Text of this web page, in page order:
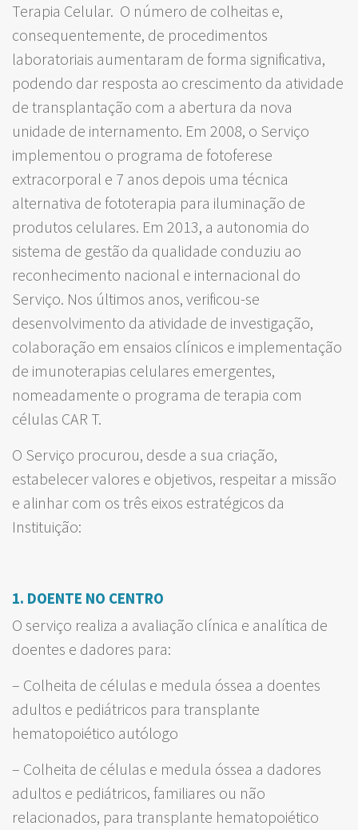
Terapia Celular. O número de colheitas e,
consequentemente, de procedimentos
laboratoriais aumentaram de forma significativa,
podendo dar resposta ao crescimento da atividade
de transplantação com a abertura da nova
unidade de internamento. Em 2008, o Serviço
implementou o programa de fotoferese
extracorporal e 7 anos depois uma técnica
alternativa de fototerapia para iluminação de
produtos celulares. Em 2013, a autonomia do
sistema de gestão da qualidade conduziu ao
reconhecimento nacional e internacional do
Serviço. Nos últimos anos, verificou-se
desenvolvimento da atividade de investigação,
colaboração em ensaios clínicos e implementação
de imunoterapias celulares emergentes,
nomeadamente o programa de terapia com
células CAR T.
O Serviço procurou, desde a sua criação,
estabelecer valores e objetivos, respeitar a missão
e alinhar com os três eixos estratégicos da
Instituição:
1. DOENTE NO CENTRO
O serviço realiza a avaliação clínica e analítica de
doentes e dadores para:
– Colheita de células e medula óssea a doentes
adultos e pediátricos para transplante
hematopoiético autólogo
– Colheita de células e medula óssea a dadores
adultos e pediátricos, familiares ou não
relacionados, para transplante hematopoiético